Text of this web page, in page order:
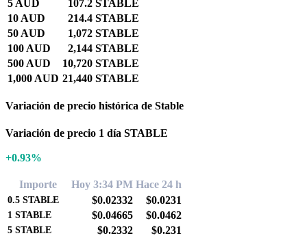
5 AUD
107.2 STABLE
10 AUD
214.4 STABLE
50 AUD
1,072 STABLE
100 AUD
2,144 STABLE
500 AUD
10,720 STABLE
1,000 AUD 21,440 STABLE
Variación de precio histórica de Stable
Variación de precio 1 día STABLE
+0.93%
Importe Hoy 3:34 PM Hace 24 h
0.5 STABLE $0.02332 $0.0231
1 STABLE $0.04665 $0.0462
5 STABLE $0.2332 $0.231